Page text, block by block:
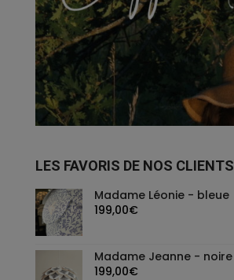
LES FAVORIS DE NOS CLIENTS
Madame Léonie - bleue
199,00€
Madame Jeanne - noire
199,00€